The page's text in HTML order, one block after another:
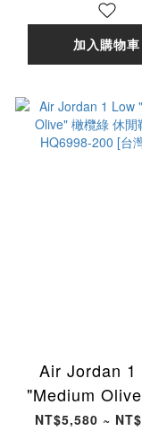
[台灣現貨]
加入購物車
Air Jordan 1
"Medium
綠 休閒鞋
NT$5,580 ~